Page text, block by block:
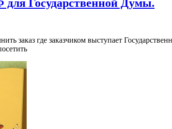
для Государственной Думы.
заказ где заказчиком выступает